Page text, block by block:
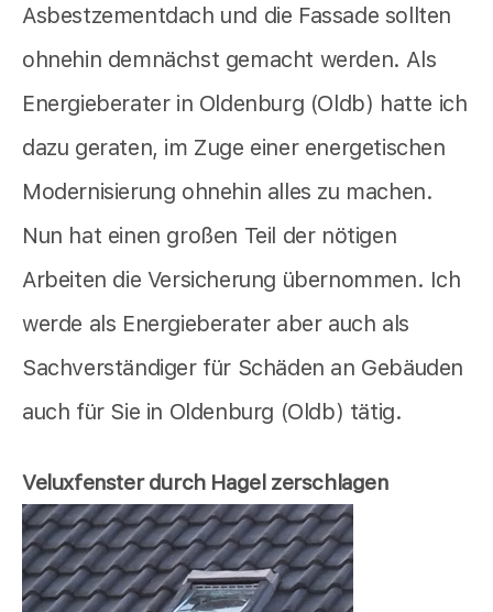
Asbestzementdach und die Fassade sollten
ohnehin demnächst gemacht werden. Als
Energieberater in Oldenburg (Oldb) hatte ich
dazu geraten, im Zuge einer energetischen
Modernisierung ohnehin alles zu machen.
Nun hat einen großen Teil der nötigen
Arbeiten die Versicherung übernommen. Ich
werde als Energieberater aber auch als
Sachverständiger für Schäden an Gebäuden
auch für Sie in Oldenburg (Oldb) tätig.
Veluxfenster durch Hagel zerschlagen